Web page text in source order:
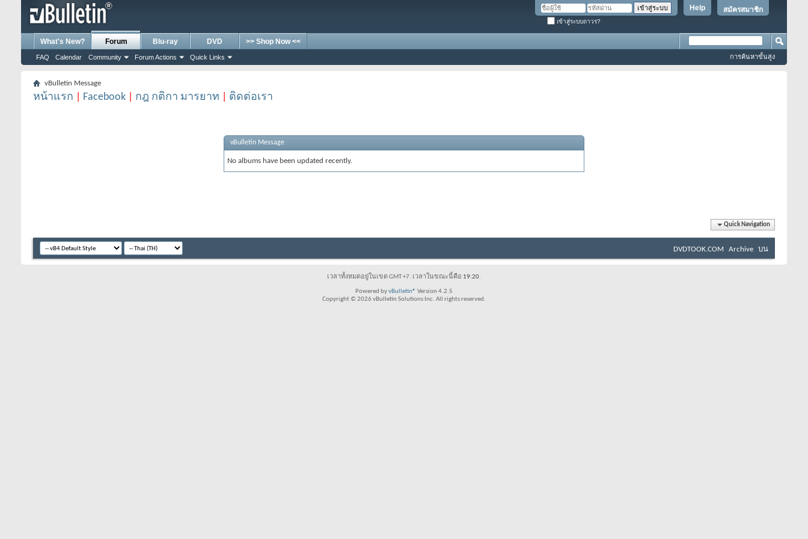
สมัครสมาชิก
Help
เข้าสู่ระบบถาวร?
What's New? Forum
FAQ Calendar Community Forum Actions Quick Links
Blu-ray DVD >> Shop Now <<
การค้นหาขั้นสูง
vBulletin Message
หน้าแรก Facebook กฎ กติกา มารยาท ติดต่อเรา
vBulletin Message
No albums have been updated recently.
Quick Navigation
DVDTOOK.COM Archive บน
เวลาทั้งหมดอยู่ในเขต GMT +7. เวลาในขณะนี้คือ 19:20.
Powered byvBulletin® Version 4.2.5
Copyright © 2026 vBulletin Solutions Inc. All rights reserved.